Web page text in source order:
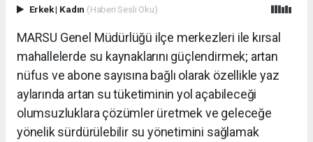
Erkek| Kadın (Haberi Sesli Oku)
MARSU Genel Müdürlüğü ilçe merkezleri ile kırsal
mahallelerde su kaynaklarını güçlendirmek; artan
nüfus ve abone sayısına bağlı olarak özellikle yaz
aylarında artan su tüketiminin yol açabileceği
olumsuzluklara çözümler üretmek ve geleceğe
yönelik sürdürülebilir su yönetimini sağlamak